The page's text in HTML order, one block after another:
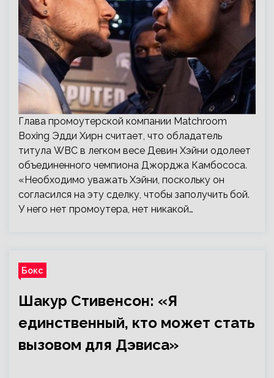
Глава промоутерской компании Matchroom
Boxing Эдди Хирн считает, что обладатель
титула WBC в легком весе Девин Хэйни одолеет
объединенного чемпиона Джорджа Камбососа.
«Необходимо уважать Хэйни, поскольку он
согласился на эту сделку, чтобы заполучить бой.
У него нет промоутера, нет никакой…
Бокс
Шакур Стивенсон: «Я
единственный, кто может стать
вызовом для Дэвиса»